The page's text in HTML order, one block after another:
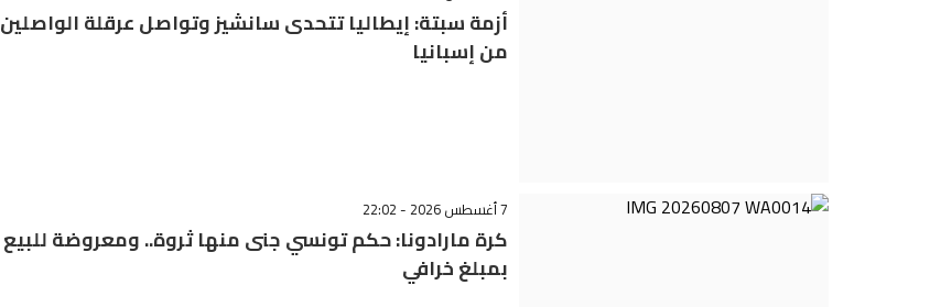
أزمة سبتة: إيطاليا تتحدى سانشيز وتواصل عرقلة الواصلين
من إسبانيا
7 أغسطس 2026 - 22:02
كرة مارادونا: حكم تونسي جنى منها ثروة.. ومعروضة للبيع
بمبلغ خرافي